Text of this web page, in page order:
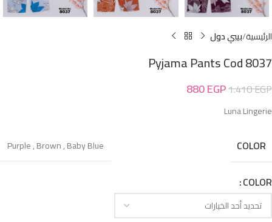
الرئيسية بيبي دول
Pyjama Pants Cod 8037
1.410EGP
880EGP
Luna Lingerie
COLOR
Purple,Brown,Baby Blue
COLOR